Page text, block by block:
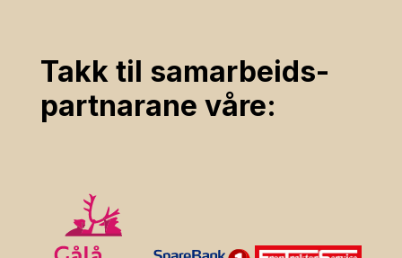
Takk til samarbeids­
partnarane våre: